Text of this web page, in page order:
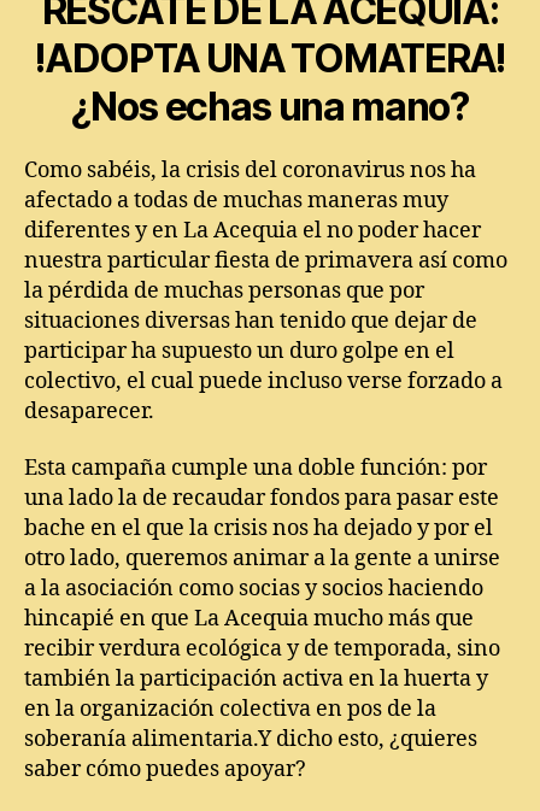
RESCATE DE LA ACEQUIA:
!ADOPTA UNA TOMATERA!
¿Nos echas una mano?
Como sabéis, la crisis del coronavirus nos ha
afectado a todas de muchas maneras muy
diferentes y en La Acequia el no poder hacer
nuestra particular fiesta de primavera así como
la pérdida de muchas personas que por
situaciones diversas han tenido que dejar de
participar ha supuesto un duro golpe en el
colectivo, el cual puede incluso verse forzado a
desaparecer.
Esta campaña cumple una doble función: por
una lado la de recaudar fondos para pasar este
bache en el que la crisis nos ha dejado y por el
otro lado, queremos animar a la gente a unirse
a la asociación como socias y socios haciendo
hincapié en que La Acequia mucho más que
recibir verdura ecológica y de temporada, sino
también la participación activa en la huerta y
en la organización colectiva en pos de la
soberanía alimentaria.Y dicho esto, ¿quieres
saber cómo puedes apoyar?